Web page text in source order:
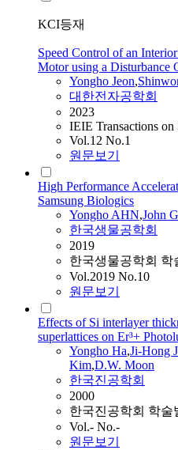
KCI등재
Speed Control of an
Motor using a Disturbance
Yongho Jeon,
대한전자공학회
2023
IEIE Transactions
Vol.12 No.1
원문보기
High Performance
Samsung Biologics
YonghoAHN,John
한국생물공학회
2019
한국생물공학회 학
Vol.2019 No.10
원문보기
Effects of Si interlayer
superlattices on Er³+
Yongho Ha,Ji-Hong
Kim,D.W. Moon
한국진공학회
2000
한국진공학회 학술
Vol.- No.-
원문보기